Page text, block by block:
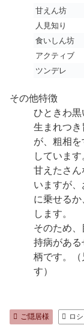
甘えん坊
人見知り
食いしん坊
アクティブ
ツンデレ
その他特徴
ひときわ黒
生まれつ
が、粗相
しています
甘えたさん
いますが
に乗せる
します。
そのため、
持病があ
柄です。
す）
ご隠居様 ロ